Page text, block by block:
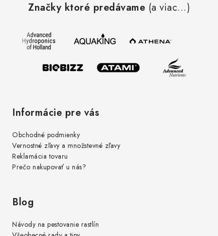
Značky ktoré predávame (a viac...)
Informácie pre vás
Obchodné podmienky
Vernostné zľavy a množstevné zľavy
Reklamácia tovaru
Prečo nakupovať u nás?
Blog
Návody na pestovanie rastlín